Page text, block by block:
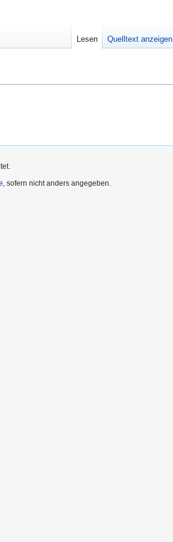
Lesen Quelltext anzeigen
, sofern nicht anders angegeben.